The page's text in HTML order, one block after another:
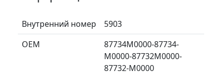
Внутренний номер
5903
ОЕМ
87734M0000-87734-
M0000-87732M0000-
87732-M0000